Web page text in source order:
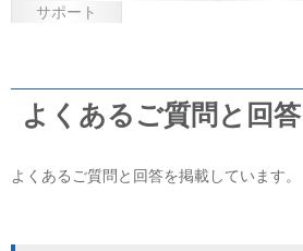
サポート
よくあるご質問と回答
よくあるご質問と回答を掲載しています。